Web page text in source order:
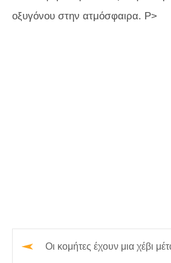
οξυγόνου στην ατμόσφαιρα. P>
Οι κομήτες έχουν μια χέβι